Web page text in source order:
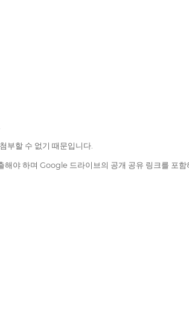
부할 수 없기 때문입니다.
야 하며 Google 드라이브의 공개 공유 링크를 포함